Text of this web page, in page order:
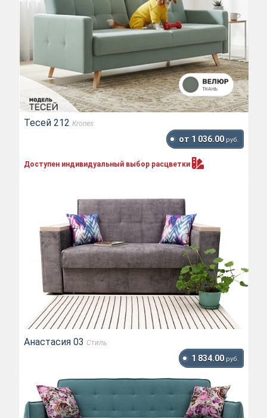
Тесей 212 Krones
от 1 036.00 руб.
Доступен индивидуальный выбор расцветки
Анастасия 03 Стиль
1 834.00 руб.